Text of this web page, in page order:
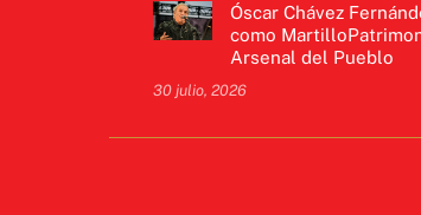
Óscar Chávez
como
Arsenal del Pueblo
30 julio, 2026